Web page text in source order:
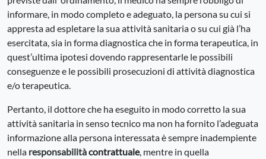
informare, in modo completo e adeguato, la persona su cui si
appresta ad espletare la sua attività sanitaria o su cui già l’ha
esercitata, sia in forma diagnostica che in forma terapeutica, in
quest’ultima ipotesi dovendo rappresentarle le possibili
conseguenze e le possibili prosecuzioni di attività diagnostica
e/o terapeutica.
Pertanto, il dottore che ha eseguito in modo corretto la sua
attività sanitaria in senso tecnico ma non ha fornito l’adeguata
informazione alla persona interessata è sempre inadempiente
nella responsabilitàcontrattuale, mentre in quella